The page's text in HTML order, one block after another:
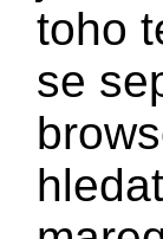
toho
se